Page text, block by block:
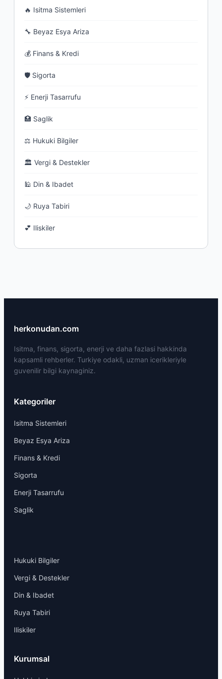
🔥 Isitma Sistemleri
🔧 Beyaz Esya Ariza
💰 Finans & Kredi
🛡 Sigorta
⚡ Enerji Tasarrufu
🏥 Saglik
⚖ Hukuki Bilgiler
🏛 Vergi & Destekler
🕌 Din & Ibadet
🌙 Ruya Tabiri
💕 Iliskiler
herkonudan.com
Isitma, finans, sigorta, enerji ve daha fazlasi hakkinda
kapsamli rehberler. Turkiye odakli, uzman icerikleriyle
guvenilir bilgi kaynaginiz.
Kategoriler
Isitma Sistemleri
Beyaz Esya Ariza
Finans & Kredi
Sigorta
Enerji Tasarrufu
Saglik
Hukuki Bilgiler
Vergi & Destekler
Din & Ibadet
Ruya Tabiri
Iliskiler
Kurumsal